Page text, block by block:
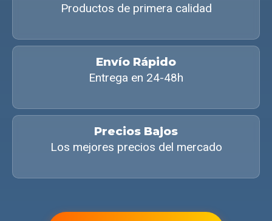
Productos de primera calidad
Envío Rápido
Entrega en 24-48h
Precios Bajos
Los mejores precios del mercado